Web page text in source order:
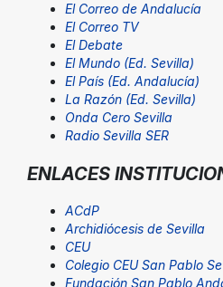
El Correo de Andalucía
El Correo TV
El Debate
El Mundo (Ed. Sevilla)
El País (Ed. Andalucía)
La Razón (Ed. Sevilla)
Onda Cero Sevilla
Radio Sevilla SER
ENLACES
ACdP
Archidiócesis de Sevilla
CEU
Colegio CEU San Pablo
Fundación San Pablo